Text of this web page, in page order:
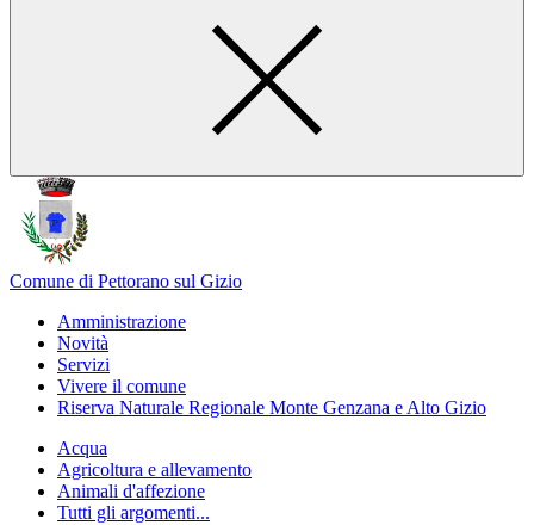
Comune di Pettorano sul Gizio
Amministrazione
Novità
Servizi
Vivere il comune
Riserva Naturale Regionale Monte Genzana e Alto Gizio
Acqua
Agricoltura e allevamento
Animali d'affezione
Tutti gli argomenti...